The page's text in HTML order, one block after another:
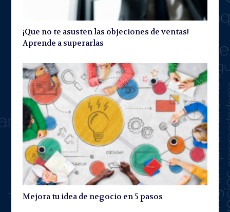
¡Que no te asusten las objeciones de ventas!
Aprende a superarlas
Mejora tu idea de negocio en 5 pasos